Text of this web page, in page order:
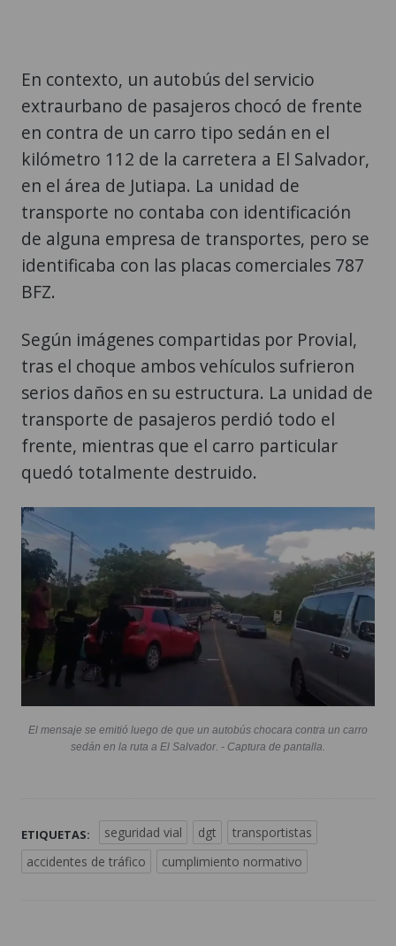
En contexto, un autobús del servicio
extraurbano de pasajeros chocó de frente
en contra de un carro tipo sedán en el
kilómetro 112 de la carretera a El Salvador,
en el área de Jutiapa. La unidad de
transporte no contaba con identificación
de alguna empresa de transportes, pero se
identificaba con las placas comerciales 787
BFZ.
Según imágenes compartidas por Provial,
tras el choque ambos vehículos sufrieron
serios daños en su estructura. La unidad de
transporte de pasajeros perdió todo el
frente, mientras que el carro particular
quedó totalmente destruido.
El mensaje se emitió luego de que un autobús chocara contra un carro
sedán en la ruta a El Salvador. - Captura de pantalla.
ETIQUETAS: seguridad vial dgt
transportistas
accidentes de tráfico
cumplimiento normativo